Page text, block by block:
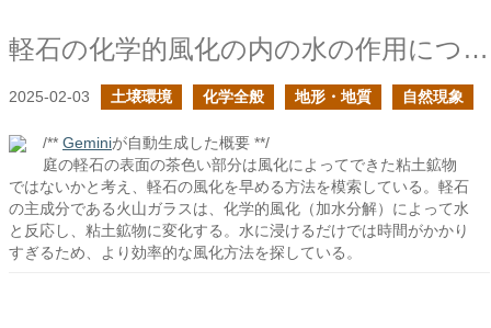
軽石の化学的風化の内の水の作用について
2025-02-03 土壌環境 化学全般 地形・地質 自然現象
/** Geminiが自動生成した概要 **/
庭の軽石の表面の茶色い部分は風化によってできた粘土鉱物
ではないかと考え、軽石の風化を早める方法を模索している。軽石
の主成分である火山ガラスは、化学的風化（加水分解）によって水
と反応し、粘土鉱物に変化する。水に浸けるだけでは時間がかかり
すぎるため、より効率的な風化方法を探している。